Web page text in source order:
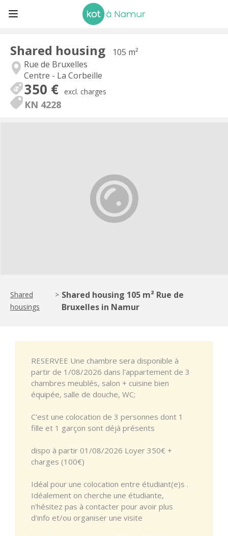
Shared housing
105 m²
Rue de Bruxelles
Centre - La Corbeille
350 € excl. charges
KN 4228
Shared
housings
> Shared housing 105 m² Rue de
Bruxelles in Namur
RESERVEE Une chambre sera disponible à
partir de 1/08/2026 dans l'appartement de 3
chambres meublés, salon + cuisine bien
équipée, salle de douche, WC;
C'est une colocation de 3 personnes dont 1
fille et 1 garçon sont déjà présents
dispo à partir 01/08/2026 Loyer 350€ +
charges (100€)
Idéal pour une colocation entre étudiant(e)s .
Idéalement on cherche une étudiante,
n'hésitez pas à contacter pour avoir plus
d'info et/ou organiser une visite